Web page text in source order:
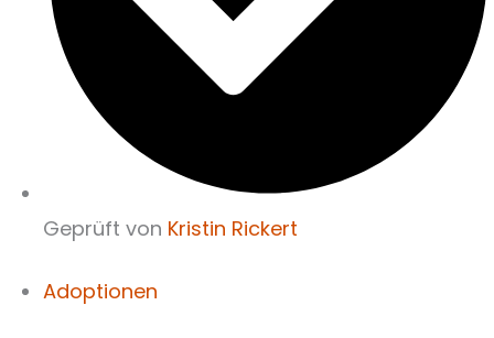
Geprüft von Kristin Rickert
Adoptionen